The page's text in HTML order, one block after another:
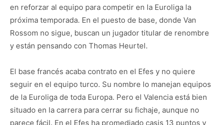
en reforzar al equipo para competir en la Euroliga la
próxima temporada. En el puesto de base, donde Van
Rossom no sigue, buscan un jugador titular de renombre
y están pensando con Thomas Heurtel.
El base francés acaba contrato en el Efes y no quiere
seguir en el equipo turco. Su nombre lo manejan equipos
de la Euroliga de toda Europa. Pero el Valencia está bien
situado en la carrera para cerrar su fichaje, aunque no
parece fácil. En el Efes ha promediado casis 13 puntos y